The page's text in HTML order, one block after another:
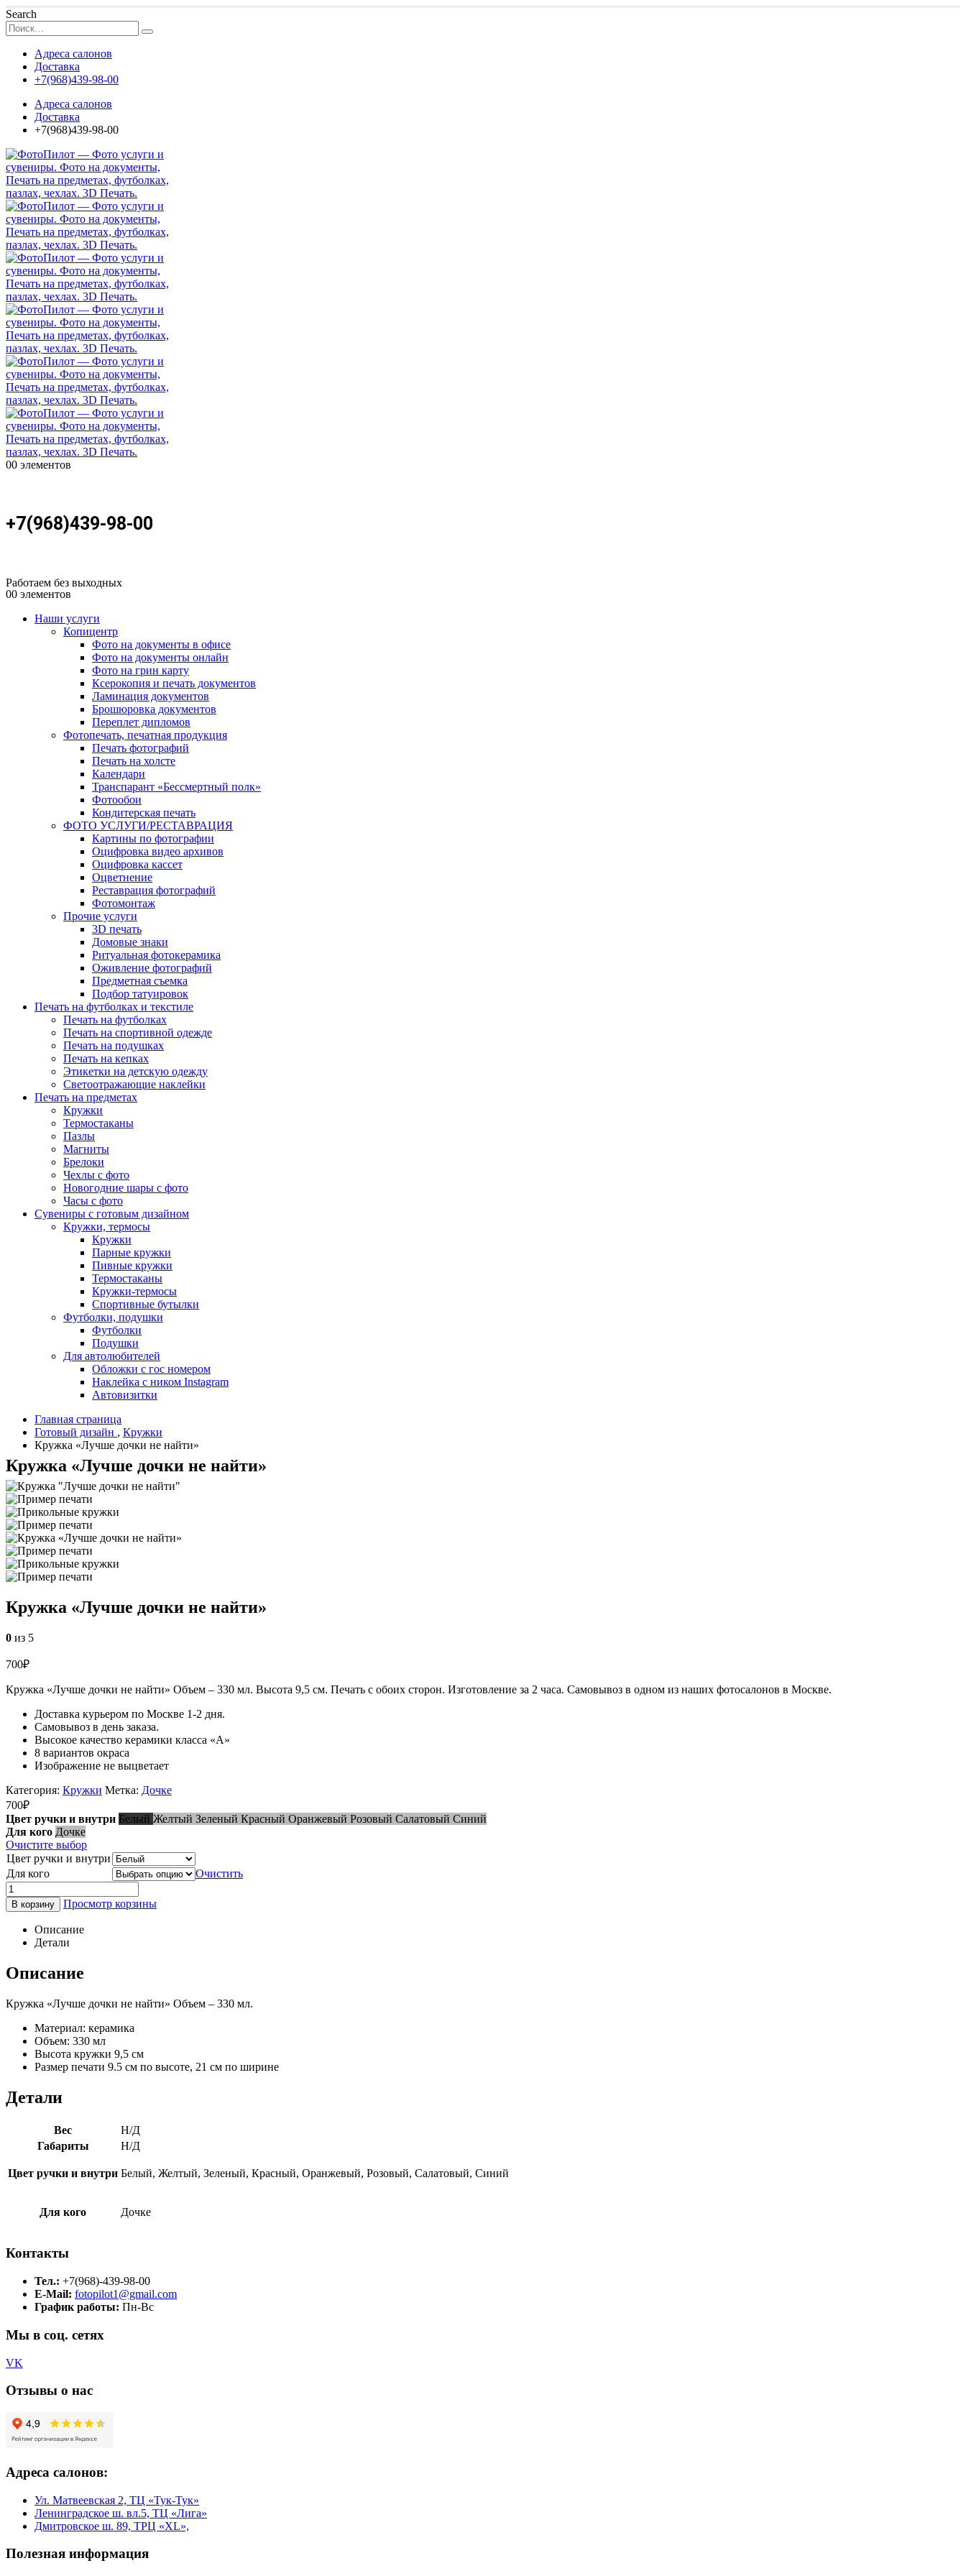
Search
Адреса салонов
Доставка
+7(968)439-98-00
Адреса салонов
Доставка
+7(968)439-98-00
00 элементов
+7(968)439-98-00
Работаем без выходных
00 элементов
Наши услуги
Копицентр
Фото на документы в офисе
Фото на документы онлайн
Фото на грин карту
Ксерокопия и печать документов
Ламинация документов
Брошюровка документов
Переплет дипломов
Фотопечать, печатная продукция
Печать фотографий
Печать на холсте
Календари
Транспарант «Бессмертный полк»
Фотообои
Кондитерская печать
ФОТО УСЛУГИ/РЕСТАВРАЦИЯ
Картины по фотографии
Оцифровка видео архивов
Оцифровка кассет
Оцветнение
Реставрация фотографий
Фотомонтаж
Прочие услуги
3D печать
Домовые знаки
Ритуальная фотокерамика
Оживление фотографий
Предметная съемка
Подбор татуировок
Печать на футболках и текстиле
Печать на футболках
Печать на спортивной одежде
Печать на подушках
Печать на кепках
Этикетки на детскую одежду
Светоотражающие наклейки
Печать на предметах
Кружки
Термостаканы
Пазлы
Магниты
Брелоки
Чехлы с фото
Новогодние шары с фото
Часы с фото
Сувениры с готовым дизайном
Кружки, термосы
Кружки
Парные кружки
Пивные кружки
Термостаканы
Кружки-термосы
Спортивные бутылки
Футболки, подушки
Футболки
Подушки
Для автолюбителей
Обложки с гос номером
Наклейка с ником Instagram
Автовизитки
Главная страница
Готовый дизайн , Кружки
Кружка «Лучше дочки не найти»
Кружка «Лучше дочки не найти»
Кружка «Лучше дочки не найти»
0 из 5
700₽
Кружка «Лучше дочки не найти» Объем – 330 мл. Высота 9,5 см. Печать с обоих сторон. Изготовление за 2 часа. Самовывоз в одном из наших фотосалонов в Москве.
Доставка курьером по Москве 1-2 дня.
Самовывоз в день заказа.
Высокое качество керамики класса «А»
8 вариантов окраса
Изображение не выцветает
Категория: Кружки Метка: Дочке
700₽
Цвет ручки и внутри Белый Желтый Зеленый Красный Оранжевый Розовый Салатовый Синий
Для кого Дочке
Очистите выбор
Цвет ручки и внутри
Для кого
Очистить
В корзину Просмотр корзины
Описание
Детали
Описание
Кружка «Лучше дочки не найти» Объем – 330 мл.
Материал: керамика
Объем: 330 мл
Высота кружки 9,5 см
Размер печати 9.5 см по высоте, 21 см по ширине
Детали
Вес
Н/Д
Габариты
Н/Д
Цвет ручки и внутри Белый, Желтый, Зеленый, Красный, Оранжевый, Розовый, Салатовый, Синий
Для кого Дочке
Контакты
Тел.: +7(968)-439-98-00
E-Mail: fotopilot1@gmail.com
График работы: Пн-Вс
Мы в соц. сетях
VK
Отзывы о нас
Адреса салонов:
Ул. Матвеевская 2, ТЦ «Тук-Тук»
Ленинградское ш. вл.5, ТЦ «Лига»
Дмитровское ш. 89, ТРЦ «XL»,
Полезная информация